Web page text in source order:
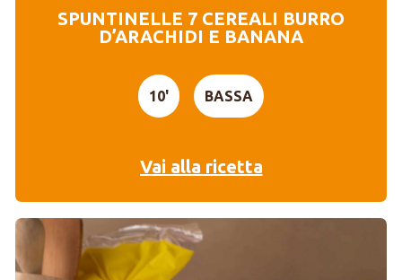
SPUNTINELLE 7 CEREALI BURRO
D’ARACHIDI E BANANA
10' BASSA
Vai alla ricetta